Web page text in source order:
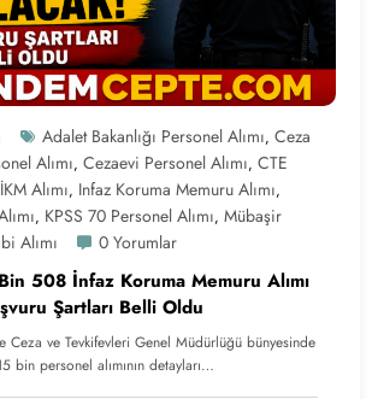
Adalet Bakanlığı Personel Alımı, Ceza
Alımı, Cezaevi Personel Alımı, CTE
İKM Alımı, Infaz Koruma Memuru Alımı,
, KPSS 70 Personel Alımı, Mübaşir
Alımı 0 Yorumlar
508 İnfaz Koruma Memuru Alımı
Şartları Belli Oldu
Ceza ve Tevkifevleri Genel Müdürlüğü bünyesinde
bin personel alımının detayları…